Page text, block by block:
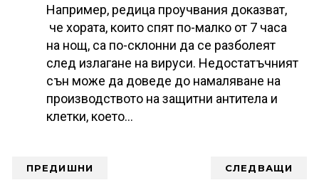
Например, редица проучвания доказват,
че хората, които спят по-малко от 7 часа
на нощ, са по-склонни да се разболеят
след излагане на вируси. Недостатъчният
сън може да доведе до намаляване на
производството на защитни антитела и
клетки, което…
ПРЕДИШНИ СЛЕДВАЩИ